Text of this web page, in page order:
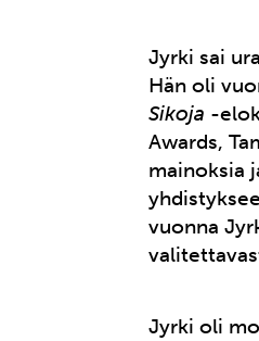
Jyrki sai
Hän oli
Sikoja -
Awards,
mainoksia
vuonna
Jyrki oli